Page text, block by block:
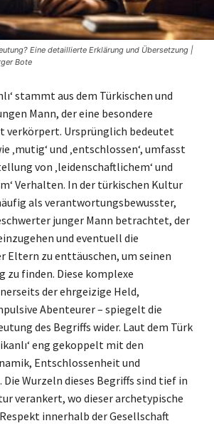
Eine detaillierte Erklärung und Übersetzung |
Bote
stammt aus dem Türkischen und
Mann, der eine besondere
Ursprünglich bedeutet
‚mutig‘ und ‚entschlossen‘, umfasst
von ‚leidenschaftlichem‘ und
Verhalten. In der türkischen Kultur
als verantwortungsbewusster,
junger Mann betrachtet, der
und eventuell die
Eltern zu enttäuschen, um seinen
zu finden. Diese komplexe
der ehrgeizige Held,
Abenteurer – spiegelt die
des Begriffs wider. Laut dem Türk
eng gekoppelt mit den
Entschlossenheit und
Wurzeln dieses Begriffs sind tief in
verankert, wo dieser archetypische
innerhalb der Gesellschaft